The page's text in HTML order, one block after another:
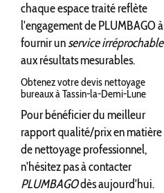
chaque espace traité reflète
l'engagement de PLUMBAGO à
fournir unservice irréprochable
aux résultats mesurables.
Obtenez votre devis nettoyage
bureaux à Tassin-la-Demi-Lune
Pour bénéficier du meilleur
rapport qualité/prix en matière
de nettoyage professionnel,
n'hésitez pas à contacter
PLUMBAGOdès aujourd'hui.